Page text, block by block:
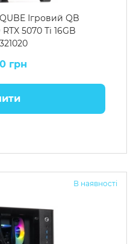
Ігровий QB
5070 Ti 16GB
грн
В наявності